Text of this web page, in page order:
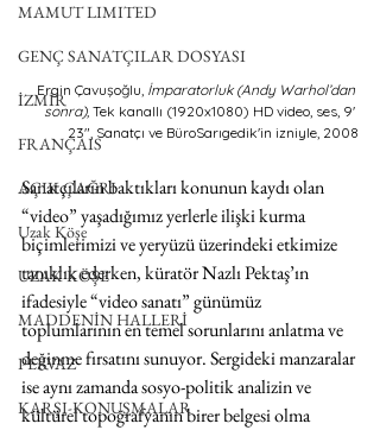
MAMUT LIMITED
GENÇ SANATÇILAR DOSYASI
İZMİR
FRANÇAIS
AÇIK ÇAĞRI
Uzak Köşe
UZAK KÖŞE
MADDENİN HALLERİ
PERVAZ
KARŞI-KONUŞMALAR
Ergin Çavuşoğlu, İmparatorluk (Andy Warhol’dan
sonra), Tek kanallı (1920x1080) HD video, ses, 9'
23", Sanatçı ve BüroSarıgedik'in izniyle, 2008
Sanatçıların baktıkları konunun kaydı olan
“video” yaşadığımız yerlerle ilişki kurma
biçimlerimizi ve yeryüzü üzerindeki etkimize
tanıklık ederken, küratör Nazlı Pektaş’ın
ifadesiyle “video sanatı” günümüz
toplumlarının en temel sorunlarını anlatma ve
değinme fırsatını sunuyor. Sergideki manzaralar
ise aynı zamanda sosyo-politik analizin ve
kültürel topoğrafyanın birer belgesi olma